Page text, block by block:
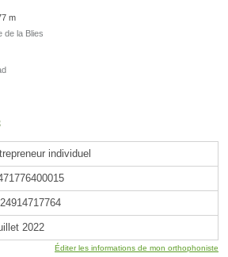
m
de la Blies
individuel
2022
Éditer les informations de mon orthophoniste